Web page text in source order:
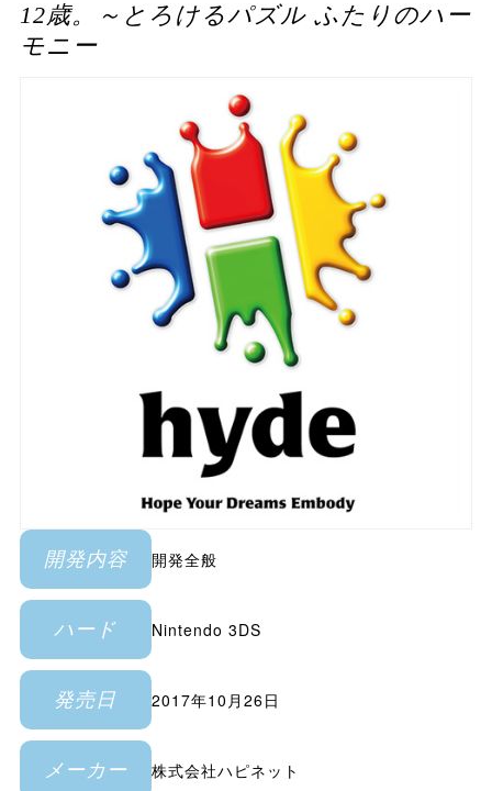
12歳。～とろけるパズル ふたりのハー
モニー
開発内容 開発全般
ハード Nintendo 3DS
発売日 2017年10月26日
メーカー 株式会社ハピネット